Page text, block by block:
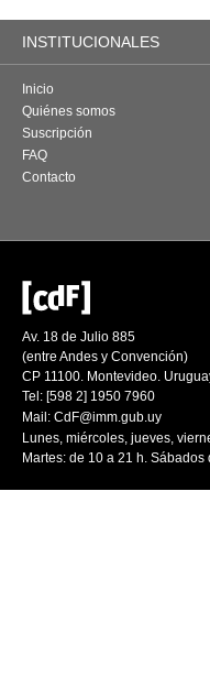
INSTITUCIONALES
Inicio
Quiénes somos
Suscripción
FAQ
Contacto
Av. 18 de Julio 885
(entre Andes y Convención)
CP 11100. Montevideo.
Tel: [598 2] 1950 7960
Mail: CdF@imm.gub.uy
Lunes, miércoles, jueves,
Martes: de 10 a 21 h. Sábados